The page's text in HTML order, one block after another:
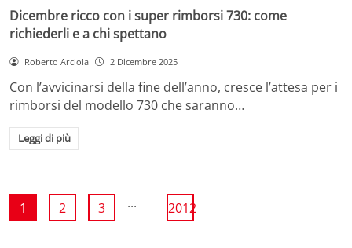
Dicembre ricco con i super rimborsi 730: come
richiederli e a chi spettano
Roberto Arciola 2 Dicembre 2025
Con l’avvicinarsi della fine dell’anno, cresce l’attesa per i
rimborsi del modello 730 che saranno…
Leggi di più
1 2 3 ... 2012